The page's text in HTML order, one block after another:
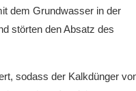
dem Grundwasser in der
störten den Absatz des
sodass der Kalkdünger